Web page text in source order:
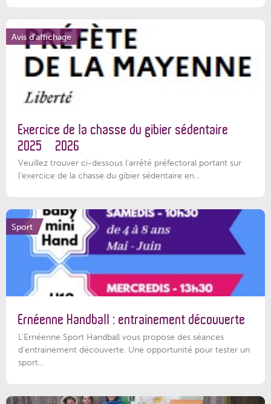
Avis d'affichage
Exercice de la chasse du gibier sédentaire
2025 – 2026
Veuillez trouver ci-dessous l'arrêté préfectoral portant sur
l'exercice de la chasse du gibier sédentaire en...
Sport
Ernéenne Handball : entrainement découverte
L'Ernéenne Sport Handball vous propose des séances
d'entrainement découverte. Une opportunité pour tester un
sport...